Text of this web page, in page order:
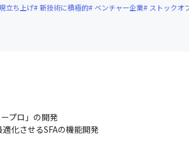
立ち上げ 新技術に積極的 ベンチャー企業
ストックオ
プロ」の開発
化させるSFAの機能開発